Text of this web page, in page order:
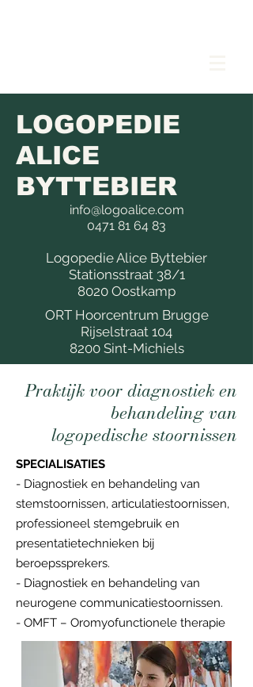
LOGOPEDIE
ALICE
BYTTEBIER
info@logoalice.com
0471 81 64 83
Logopedie Alice Byttebier
Stationsstraat 38/1
8020 Oostkamp
ORT Hoorcentrum Brugge
Rijselstraat 104
8200 Sint-Michiels
Praktijk voor diagnostiek en
behandeling van
logopedische stoornissen
SPECIALISATIES
- Diagnostiek en behandeling van
stemstoornissen, articulatiestoornissen,
professioneel stemgebruik en
presentatietechnieken bij
beroepssprekers.
- Diagnostiek en behandeling van
neurogene communicatiestoornissen.
- OMFT – Oromyofunctionele therapie